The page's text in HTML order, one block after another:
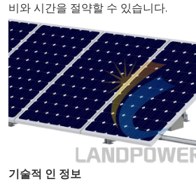
비와 시간을 절약할 수 있습니다.
기술적 인 정보